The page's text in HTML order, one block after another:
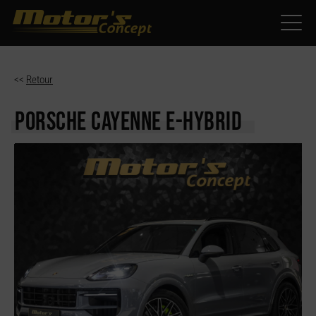
<< Retour
PORSCHE CAYENNE E-HYBRID